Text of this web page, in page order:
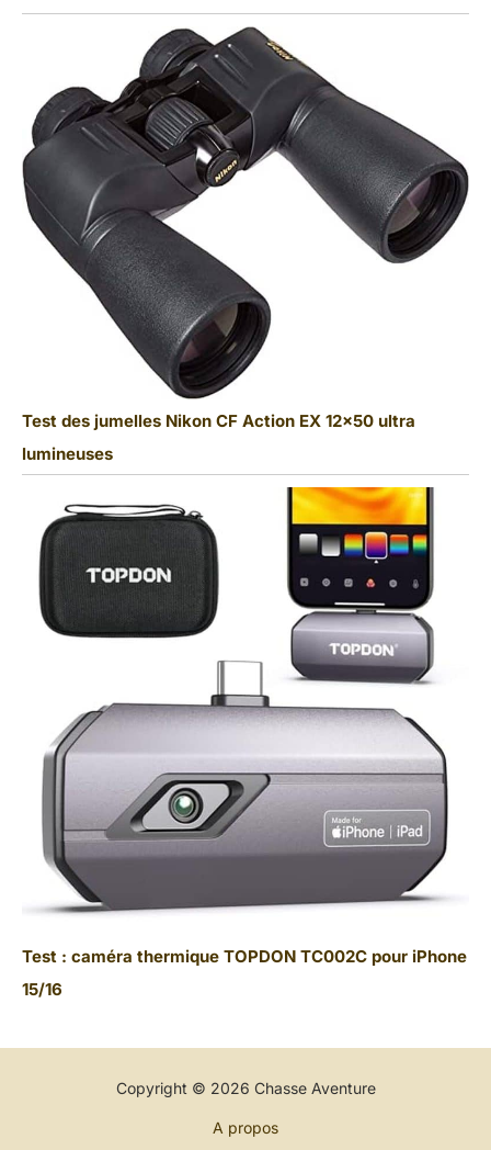
Test des jumelles Nikon CF Action EX 12×50 ultra
lumineuses
Test : caméra thermique TOPDON TC002C pour iPhone
15/16
Copyright © 2026 Chasse Aventure
A propos